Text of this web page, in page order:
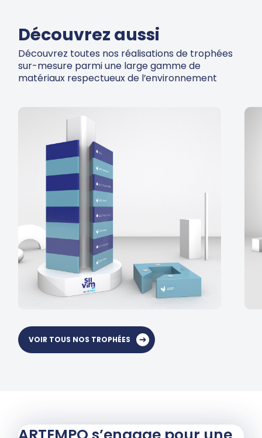
Découvrez aussi
Découvrez toutes nos réalisations de trophées
sur-mesure parmi une large gamme de
matériaux respectueux de l’environnement
VOIR TOUS NOS TROPHÉES